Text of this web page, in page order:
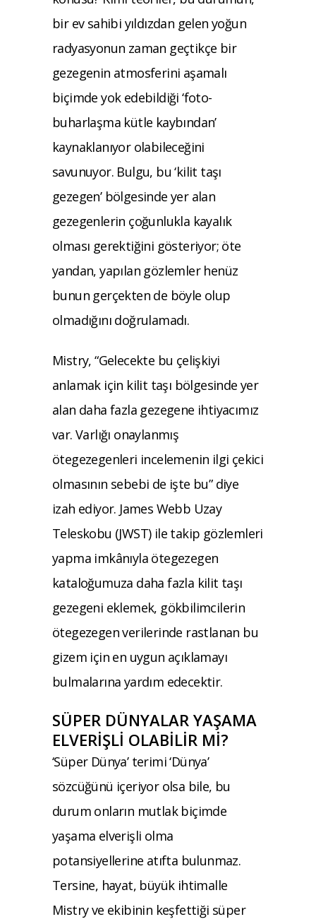
bir ev sahibi yıldızdan gelen yoğun
radyasyonun zaman geçtikçe bir
gezegenin atmosferini aşamalı
biçimde yok edebildiği ‘foto-
buharlaşma kütle kaybından’
kaynaklanıyor olabileceğini
savunuyor. Bulgu, bu ‘kilit taşı
gezegen’ bölgesinde yer alan
gezegenlerin çoğunlukla kayalık
olması gerektiğini gösteriyor; öte
yandan, yapılan gözlemler henüz
bunun gerçekten de böyle olup
olmadığını doğrulamadı.
Mistry, “Gelecekte bu çelişkiyi
anlamak için kilit taşı bölgesinde yer
alan daha fazla gezegene ihtiyacımız
var. Varlığı onaylanmış
ötegezegenleri incelemenin ilgi çekici
olmasının sebebi de işte bu” diye
izah ediyor. James Webb Uzay
Teleskobu (JWST) ile takip gözlemleri
yapma imkânıyla ötegezegen
kataloğumuza daha fazla kilit taşı
gezegeni eklemek, gökbilimcilerin
ötegezegen verilerinde rastlanan bu
gizem için en uygun açıklamayı
bulmalarına yardım edecektir.
SÜPER DÜNYALAR YAŞAMA
ELVERİŞLİ OLABİLİR Mİ?
‘Süper Dünya’ terimi ‘Dünya’
sözcüğünü içeriyor olsa bile, bu
durum onların mutlak biçimde
yaşama elverişli olma
potansiyellerine atıfta bulunmaz.
Tersine, hayat, büyük ihtimalle
Mistry ve ekibinin keşfettiği süper